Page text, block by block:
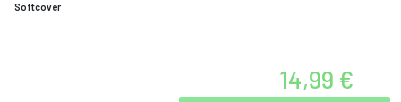
Softcover
14,99 €